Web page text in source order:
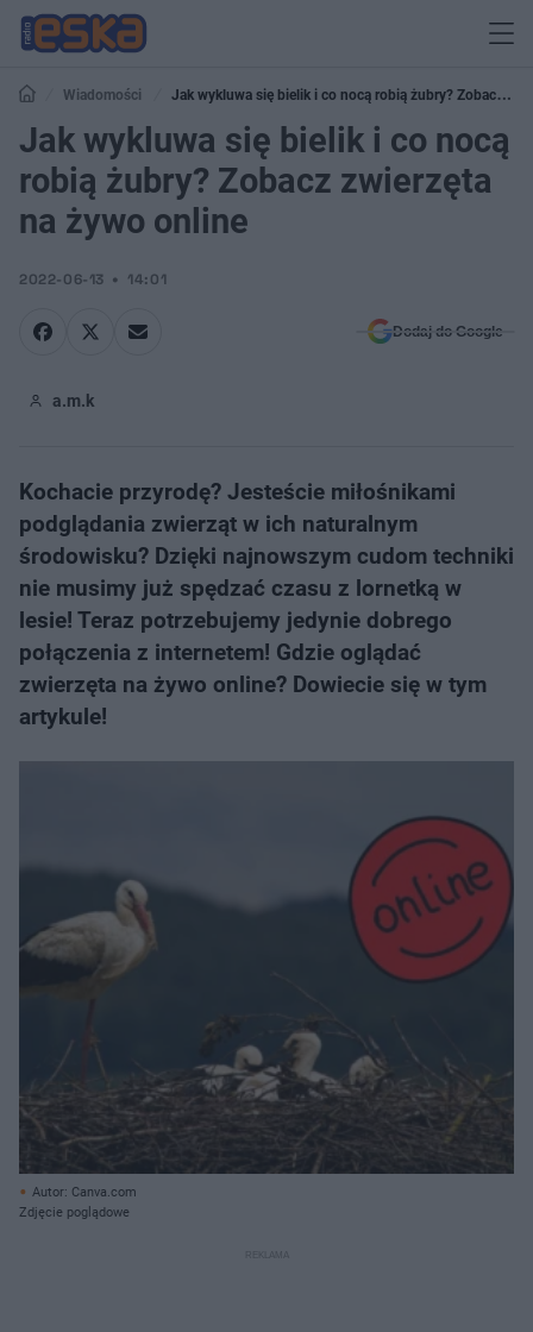
Wiadomości
Jak wykluwa się bielik i co nocą robią żubry? Zobacz
zwierzęta na żywo online
Jak wykluwa się bielik i co nocą
robią żubry? Zobacz zwierzęta
na żywo online
2022-06-13 14:01
Dodaj do Google
a.m.k
Kochacie przyrodę? Jesteście miłośnikami
podglądania zwierząt w ich naturalnym
środowisku? Dzięki najnowszym cudom techniki
nie musimy już spędzać czasu z lornetką w
lesie! Teraz potrzebujemy jedynie dobrego
połączenia z internetem! Gdzie oglądać
zwierzęta na żywo online? Dowiecie się w tym
artykule!
Autor: Canva.com
Zdjęcie poglądowe